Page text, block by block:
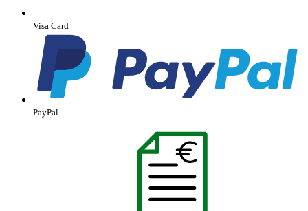
Visa Card
PayPal